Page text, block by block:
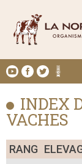
INDEX
VACHES
RANG